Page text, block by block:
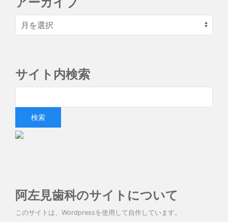
サイト内検索
阿左見歯科のサイトについて
このサイトは、Wordpressを使用して自作しています。